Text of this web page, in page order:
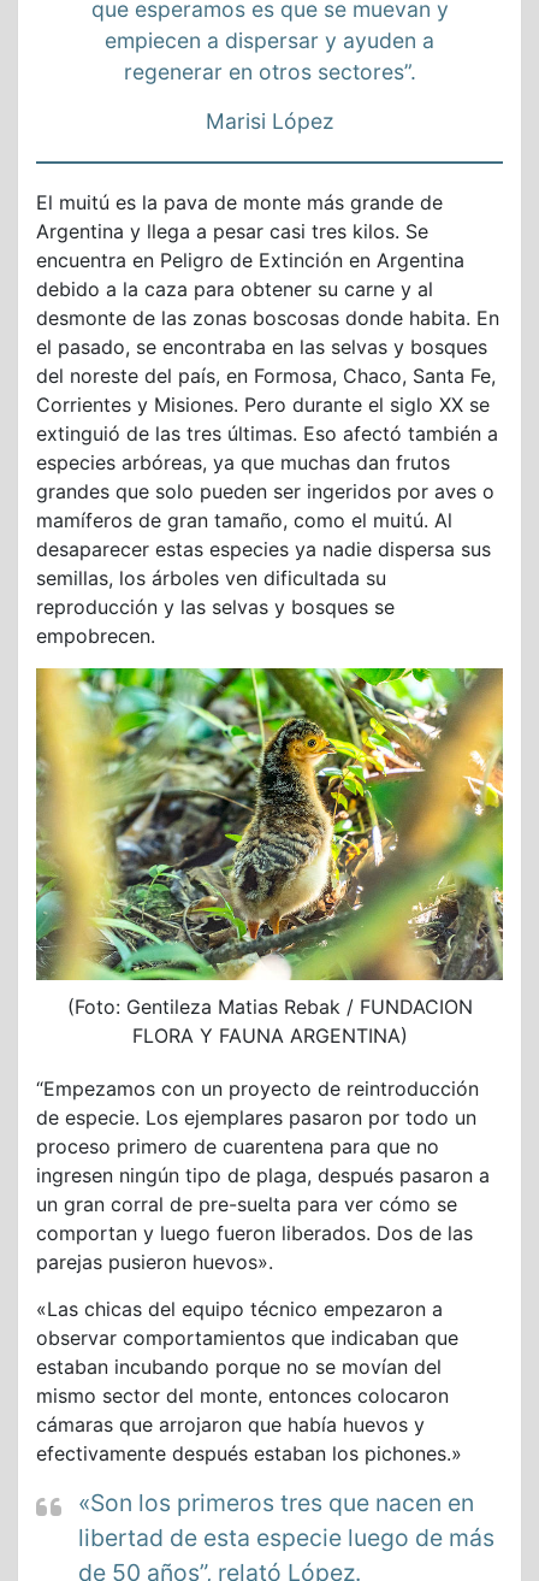
que esperamos es que se muevan y
empiecen a dispersar y ayuden a
regenerar en otros sectores”.
Marisi López
El muitú es la pava de monte más grande de
Argentina y llega a pesar casi tres kilos. Se
encuentra en Peligro de Extinción en Argentina
debido a la caza para obtener su carne y al
desmonte de las zonas boscosas donde habita. En
el pasado, se encontraba en las selvas y bosques
del noreste del país, en Formosa, Chaco, Santa Fe,
Corrientes y Misiones. Pero durante el siglo XX se
extinguió de las tres últimas. Eso afectó también a
especies arbóreas, ya que muchas dan frutos
grandes que solo pueden ser ingeridos por aves o
mamíferos de gran tamaño, como el muitú. Al
desaparecer estas especies ya nadie dispersa sus
semillas, los árboles ven dificultada su
reproducción y las selvas y bosques se
empobrecen.
(Foto: Gentileza Matias Rebak / FUNDACION
FLORA Y FAUNA ARGENTINA)
“Empezamos con un proyecto de reintroducción
de especie. Los ejemplares pasaron por todo un
proceso primero de cuarentena para que no
ingresen ningún tipo de plaga, después pasaron a
un gran corral de pre-suelta para ver cómo se
comportan y luego fueron liberados. Dos de las
parejas pusieron huevos».
«Las chicas del equipo técnico empezaron a
observar comportamientos que indicaban que
estaban incubando porque no se movían del
mismo sector del monte, entonces colocaron
cámaras que arrojaron que había huevos y
efectivamente después estaban los pichones.»
«Son los primeros tres que nacen en
libertad de esta especie luego de más
de 50 años”, relató López.